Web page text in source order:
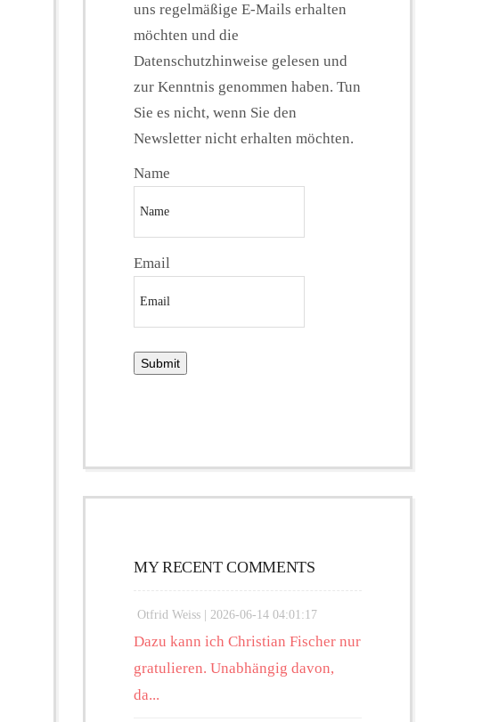
uns regelmäßige E-Mails erhalten
möchten und die
Datenschutzhinweise gelesen und
zur Kenntnis genommen haben. Tun
Sie es nicht, wenn Sie den
Newsletter nicht erhalten möchten.
Name
Email
MY RECENT COMMENTS
Otfrid Weiss | 2026-06-14 04:01:17
Dazu kann ich Christian Fischer nur
gratulieren. Unabhängig davon,
da...